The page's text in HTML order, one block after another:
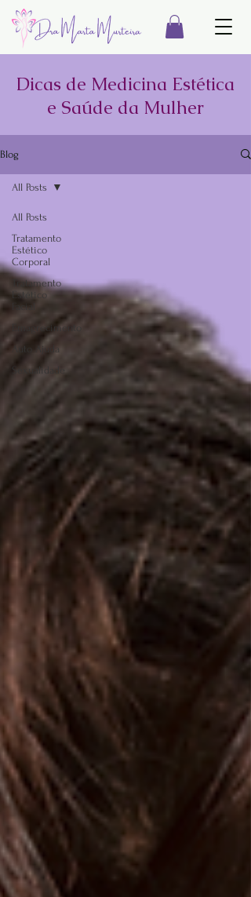
Dicas de Medicina Estética
e Saúde da Mulher
Blog
All Posts
Tratamento
Estético
Corporal
Tratamento
Estético
Facial
Emagrecimento
Auto Ajuda
Sexualidade
All Posts